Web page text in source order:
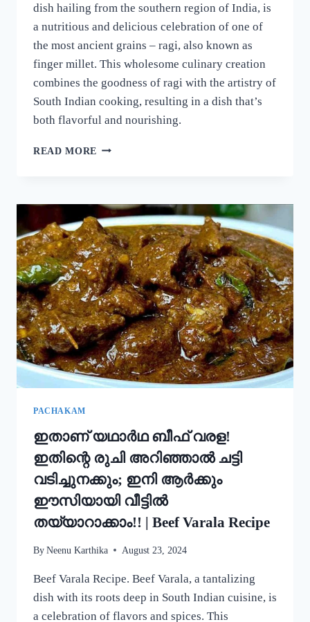
dish hailing from the southern region of India, is
a nutritious and delicious celebration of one of
the most ancient grains – ragi, also known as
finger millet. This wholesome culinary creation
combines the goodness of ragi with the artistry of
South Indian cooking, resulting in a dish that’s
both flavorful and nourishing.
READ MORE റാഗി
രുചി
കൂടാനും
ഈ
ഒരു
പൊടികൈ
ചെയ്യൂ!
പഞ്ഞിക്കെട്ട്
പോലെ
ഒരു
റാഗി
പുട്ട്!
|
SPECIAL
PACHAKAM
ഇതാണ് യഥാർഥ ബീഫ് വരള!
ഇതിന്റെ രുചി അറിഞ്ഞാൽ ചട്ടി
വടിച്ചുനക്കും; ഇനി ആർക്കും
ഈസിയായി വീട്ടിൽ
തയ്യാറാക്കാം!! | Beef Varala Recipe
By Neenu Karthika August 23, 2024
Beef Varala Recipe. Beef Varala, a tantalizing
dish with its roots deep in South Indian cuisine, is
a celebration of flavors and spices. This